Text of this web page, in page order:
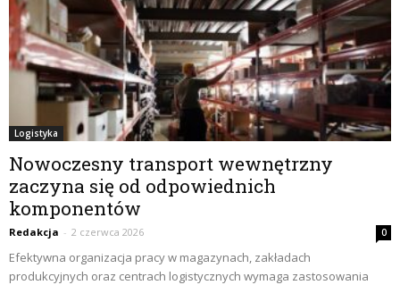
Logistyka
Nowoczesny transport wewnętrzny
zaczyna się od odpowiednich
komponentów
Redakcja - 2 czerwca 2026 0
Efektywna organizacja pracy w magazynach, zakładach
produkcyjnych oraz centrach logistycznych wymaga zastosowania